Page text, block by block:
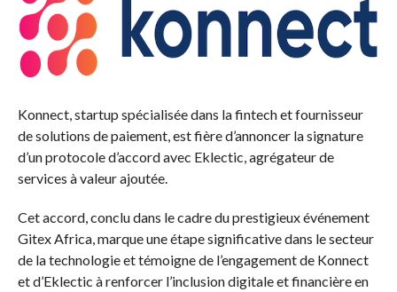
Konnect, startup spécialisée dans la fintech et fournisseur
de solutions de paiement, est fière d’annoncer la signature
d’un protocole d’accord avec Eklectic, agrégateur de
services à valeur ajoutée.
Cet accord, conclu dans le cadre du prestigieux événement
Gitex Africa, marque une étape significative dans le secteur
de la technologie et témoigne de l’engagement de Konnect
et d’Eklectic à renforcer l’inclusion digitale et financière en